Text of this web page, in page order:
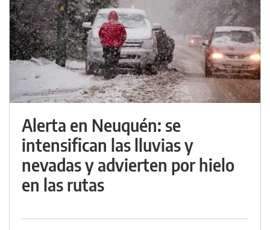
Alerta en Neuquén: se
intensifican las lluvias y
nevadas y advierten por hielo
en las rutas